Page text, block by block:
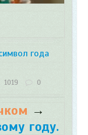
года
1019 0
→
году.